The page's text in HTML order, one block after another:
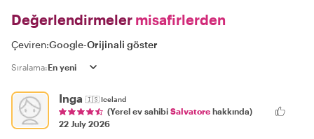
Değerlendirmeler misafirlerden
Çeviren:Google-Orijinali göster
Sıralama:
Inga 🇮🇸Iceland
(Yerel ev sahibi Salvatore hakkında)
22 July 2026